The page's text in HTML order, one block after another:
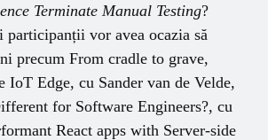
Terminate Manual Testing?
participanții vor avea ocazia să
precum From cradle to grave,
IoT Edge, cu Sander van de Velde,
for Software Engineers?, cu
React apps with Server-side